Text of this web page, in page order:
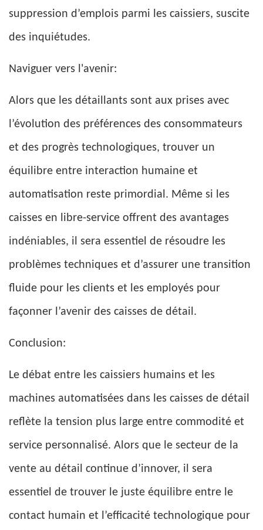
suppression d’emplois parmi les caissiers, suscite
des inquiétudes.
Naviguer vers l'avenir:
Alors que les détaillants sont aux prises avec
l’évolution des préférences des consommateurs
et des progrès technologiques, trouver un
équilibre entre interaction humaine et
automatisation reste primordial. Même si les
caisses en libre-service offrent des avantages
indéniables, il sera essentiel de résoudre les
problèmes techniques et d’assurer une transition
fluide pour les clients et les employés pour
façonner l’avenir des caisses de détail.
Conclusion:
Le débat entre les caissiers humains et les
machines automatisées dans les caisses de détail
reflète la tension plus large entre commodité et
service personnalisé. Alors que le secteur de la
vente au détail continue d’innover, il sera
essentiel de trouver le juste équilibre entre le
contact humain et l’efficacité technologique pour